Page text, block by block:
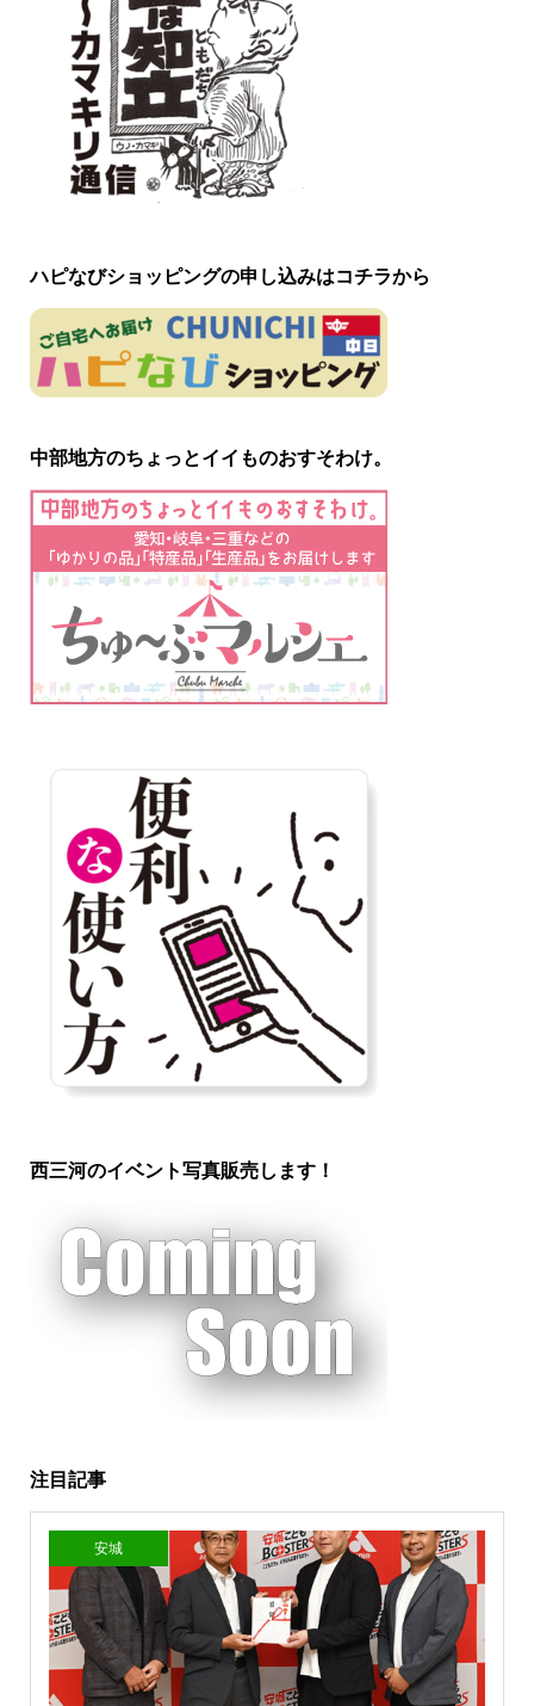
ハピなびショッピングの申し込みはコチラから
中部地方のちょっとイイものおすそわけ。
西三河のイベント写真販売します！
注目記事
安城